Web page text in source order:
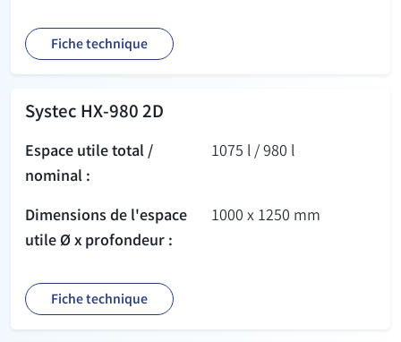
Fiche technique
Systec HX-980 2D
Espace utile total /
nominal :
1075 l / 980 l
Dimensions de l'espace
utile Ø x profondeur :
1000 x 1250 mm
Fiche technique